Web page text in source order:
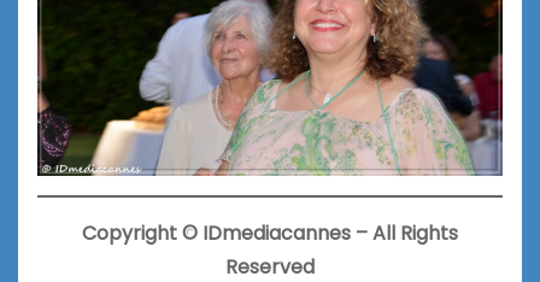
Copyright© IDmediacannes –All Rights
Reserved